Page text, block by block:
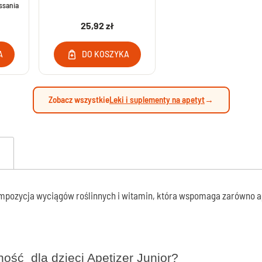
gruczołu krokowego
na nietrzymanie moczu
pęcherza bez recepty
- Leki bez recepty
nerkowe bez recepty
drogi moczowe
Leki na rzucenie palenia
25,92 zł
DO KOSZYKA
Zobacz wszystkieLeki i suplementy na apetyt→
wyciągów roślinnych i witamin, która wspomaga zarówno
dla dzieci Apetizer Junior?